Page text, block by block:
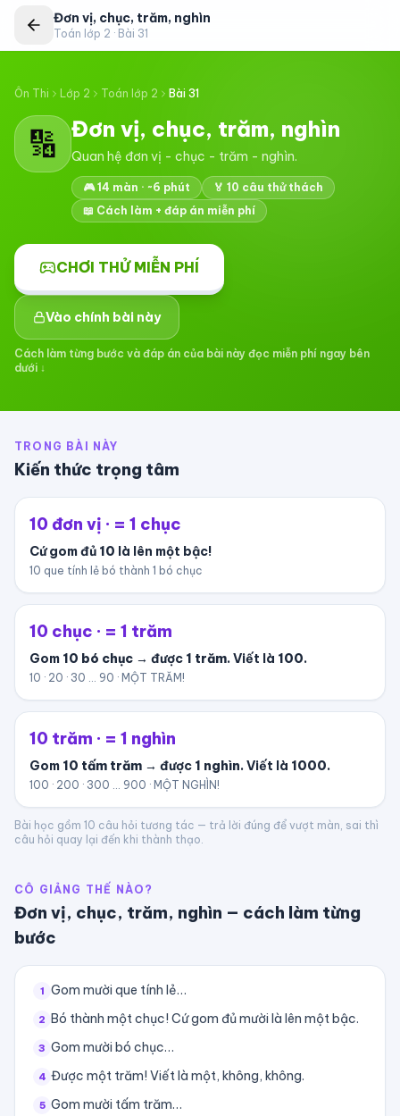
Đơn vị, chục, trăm, nghìn
Toán lớp 2 · Bài 31
Ôn Thi Lớp 2 Toán lớp 2 Bài 31
🔢 Đơn vị, chục, trăm, nghìn
Quan hệ đơn vị - chục - trăm - nghìn.
🎮14 màn · ~6 phút 🏅 10 câu thử thách
📖 Cách làm + đáp án miễn phí
CHƠI THỬ MIỄN PHÍ
Vào chính bài này
Cách làm từng bước và đáp án của bài này đọc miễn phí ngay bên
dưới ↓
TRONG BÀI NÀY
Kiến thức trọng tâm
10 đơn vị · = 1 chục
Cứ gom đủ 10 là lên một bậc!
10 que tính lẻ bó thành 1 bó chục
10 chục · = 1 trăm
Gom 10 bó chục → được 1 trăm. Viết là 100.
10 · 20 · 30 … 90 · MỘT TRĂM!
10 trăm · = 1 nghìn
Gom 10 tấm trăm → được 1 nghìn. Viết là 1000.
100 · 200 · 300 … 900 · MỘT NGHÌN!
Bài học gồm 10 câu hỏi tương tác — trả lời đúng để vượt màn, sai thì
câu hỏi quay lại đến khi thành thạo.
CÔ GIẢNG THẾ NÀO?
Đơn vị, chục, trăm, nghìn — cách làm từng
bước
1 Gom mười que tính lẻ…
2 Bó thành một chục! Cứ gom đủ mười là lên một bậc.
3 Gom mười bó chục…
4 Được một trăm! Viết là một, không, không.
5 Gom mười tấm trăm…